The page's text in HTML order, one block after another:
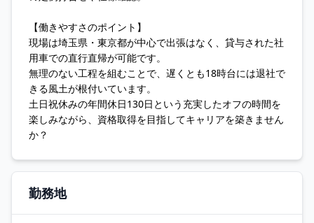
【働きやすさのポイント】
現場は埼玉県・東京都が中心で出張はなく、貸与された社
用車での直行直帰が可能です。
無理のない工程を組むことで、遅くとも18時台には退社で
きる風土が根付いています。
土日祝休みの年間休日130日という充実したオフの時間を
楽しみながら、資格取得を目指してキャリアを築きません
か？
勤務地